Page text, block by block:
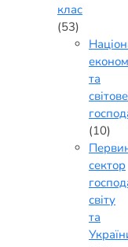
клас
(53)
та
світове
(10)
сектор
світу
та